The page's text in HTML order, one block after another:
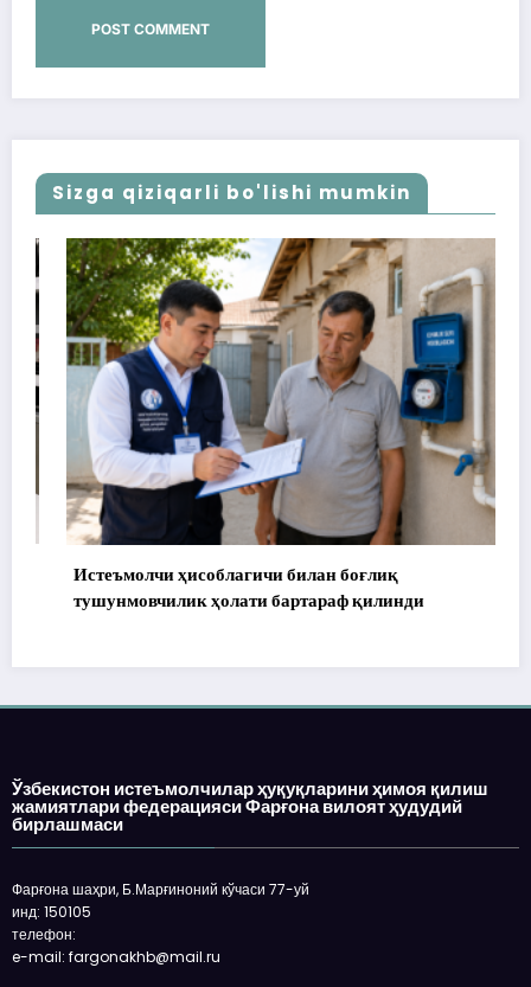
Sizga qiziqarli bo'lishi mumkin
Истеъмолчи ҳисоблагичи билан боғлиқ
тушунмовчилик ҳолати бартараф қилинди
Ўзбекистон истеъмолчилар ҳуқуқларини ҳимоя қилиш
жамиятлари федерацияси Фарғона вилоят ҳудудий
бирлашмаси
Фарғона шаҳри, Б.Марғиноний кўчаси 77-уй
инд: 150105
телефон:
e-mail: fargonakhb@mail.ru